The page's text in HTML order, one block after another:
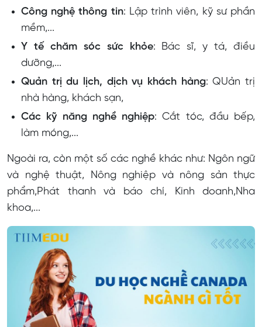
Công nghệ thông tin: Lập trình viên, kỹ sư phần
mềm,...
Y tế chăm sóc sức khỏe: Bác sĩ, y tá, điều
dưỡng,...
Quản trị du lịch, dịch vụ khách hàng: QUản trị
nhà hàng, khách sạn,
Các kỹ năng nghề nghiệp: Cắt tóc, đầu bếp,
làm móng,...
Ngoài ra, còn một số các nghề khác như: Ngôn ngữ
và nghệ thuật, Nông nghiệp và nông sản thực
phẩm,Phát thanh và báo chí, Kinh doanh,Nha
khoa,...